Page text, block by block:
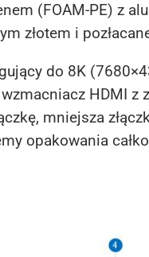
(FOAM-PE) z
złotem i
do 8K
HDMI
mniejsza
opakowania